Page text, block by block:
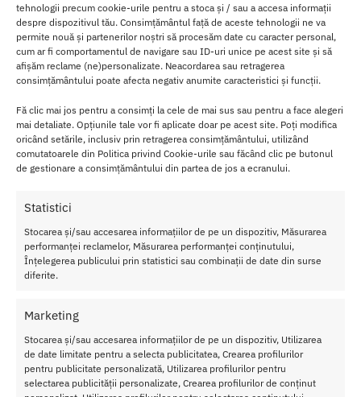
tehnologii precum cookie-urile pentru a stoca și / sau a accesa informații
despre dispozitivul tău. Consimțământul față de aceste tehnologii ne va
permite nouă și partenerilor noștri să procesăm date cu caracter personal,
cum ar fi comportamentul de navigare sau ID-uri unice pe acest site și să
afișăm reclame (ne)personalizate. Neacordarea sau retragerea
consimțământului poate afecta negativ anumite caracteristici și funcții.
Fă clic mai jos pentru a consimți la cele de mai sus sau pentru a face alegeri
mai detaliate. Opțiunile tale vor fi aplicate doar pe acest site. Poți modifica
oricând setările, inclusiv prin retragerea consimțământului, utilizând
comutatoarele din Politica privind Cookie-urile sau făcând clic pe butonul
de gestionare a consimțământului din partea de jos a ecranului.
Statistici
Stocarea și/sau accesarea informațiilor de pe un dispozitiv, Măsurarea
performanței reclamelor, Măsurarea performanței conținutului,
Înțelegerea publicului prin statistici sau combinații de date din surse
diferite.
Marketing
Stocarea și/sau accesarea informațiilor de pe un dispozitiv, Utilizarea
de date limitate pentru a selecta publicitatea, Crearea profilurilor
pentru publicitate personalizată, Utilizarea profilurilor pentru
selectarea publicității personalizate, Crearea profilurilor de conținut
Furtun de dus din otel inoxidabil: Flexibil si rezistent, cu o
lungime de 1 metru, asigura o utilizare usoara si confortabila.
Patru saibe din silicon:Asigura etanseitatea perfecta si
previne scurgerile, contribuind la o utilizare igienica si sigura.
Doua duze de pulverizare multidirectionale: Disponibile in
de curatare pentru un confort optim.
Caracteristici Sistem Irigare Anala Hydro
Diametru
pulverizare.
Lungime: 7,4 cm si 10,9 cm pentru duze, si 100 cm pentru
furtun.
Material
Culoare: Argintie, adaugand un aspect elegant si modern.
Utilizare si Ingrijire:
Curatare: Se recomanda spalarea cu apa calduta si sapun,
folosind un detergent pentru ustensile, inainte si dupa fiecare